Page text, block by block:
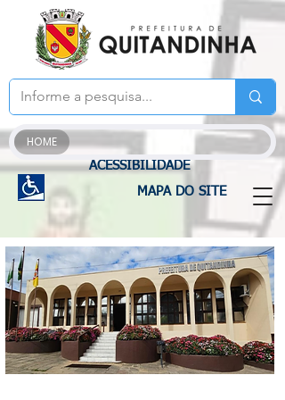
ACESSIBILIDADE
MAPA DO SITE
HOME